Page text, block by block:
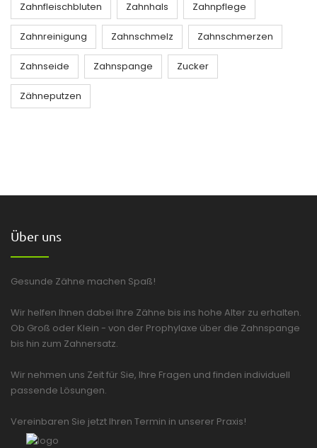
Zahnfleischbluten Zahnhals Zahnpflege
Zahnreinigung Zahnschmelz Zahnschmerzen
Zahnseide Zahnspange Zucker
Zähneputzen
Über uns
Gesunde Zähne machen Spaß!
Wir helfen Ihnen dabei Ihre Zähne bis ins hohe Alter zu erhalten.
Ob Groß oder Klein - von der Prophylaxe über die Zahnspange
bis hin zum Zahnersatz.
Wir nehmen uns Zeit für Sie, Ihre Fragen und finden individuell
passende Lösungen.
Vereinbaren Sie jetzt Ihren Termin in unserer Praxis!